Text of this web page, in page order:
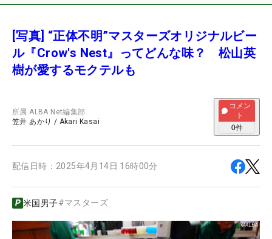
[写真] “正体不明”マスターズオリジナルビー
ル『Crow's Nest』ってどんな味？ 松山英
樹が愛するモクテルも
所属ALBA Net編集部
笠井 あかり / Akari Kasai
コメン
ト
0件
配信日時： 2025年4月14日 16時00分
米国男子#マスターズ